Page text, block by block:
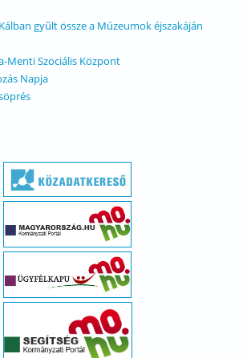
gyűlt össze a Múzeumok éjszakáján
Menti Szociális Központ
Napja